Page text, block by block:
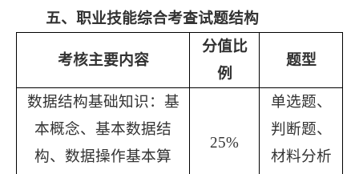
五、职业技能综合考查试题结构
考核主要内容
分值比
例
题型
数据结构基础知识 ： 基
本概念、基本数据结
构、数据操作基本算
25%
单选题、
判断题、
材料分析